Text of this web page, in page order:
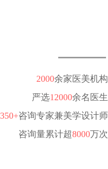
2000余家医美机构
严选12000余名医生
350+咨询专家兼美学设计师
咨询量累计超8000万次